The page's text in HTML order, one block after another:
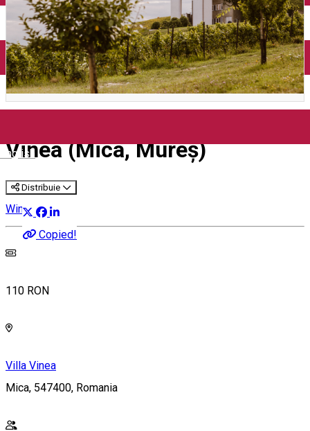
English
Vinea (Mica, Mureș)
Distribuie
Copied!
Wine Trip
110 RON
Villa Vinea
Mica, 547400, Romania